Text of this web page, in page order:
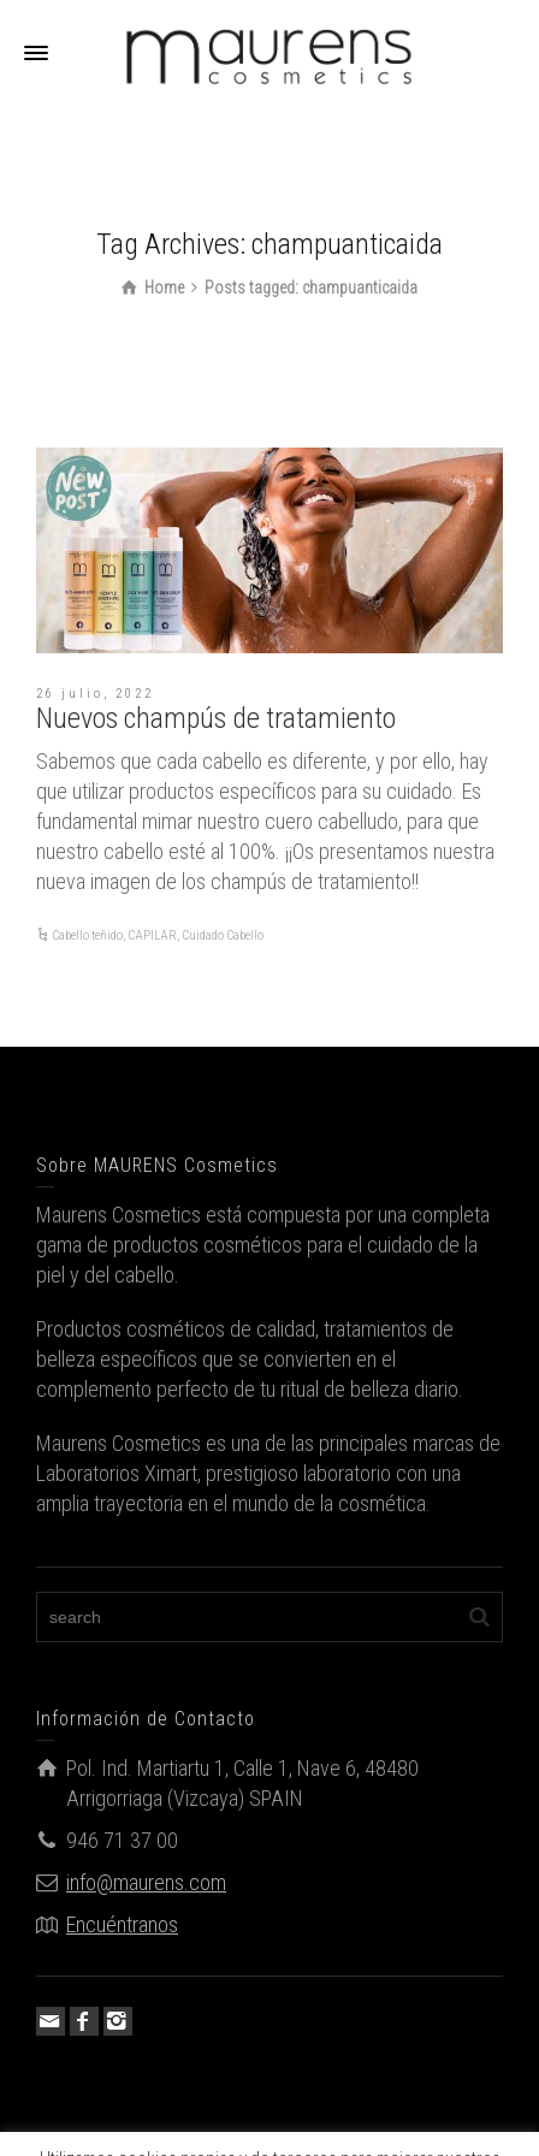
Tag Archives: champuanticaida
Home Posts tagged: champuanticaida
26 julio, 2022
Nuevos champús de tratamiento
Sabemos que cada cabello es diferente, y por ello, hay
que utilizar productos específicos para su cuidado. Es
fundamental mimar nuestro cuero cabelludo, para que
nuestro cabello esté al 100%. ¡¡Os presentamos nuestra
nueva imagen de los champús de tratamiento!!
Cabello teñido, CAPILAR, Cuidado Cabello
Sobre MAURENS Cosmetics
Maurens Cosmetics está compuesta por una completa
gama de productos cosméticos para el cuidado de la
piel y del cabello.
Productos cosméticos de calidad, tratamientos de
belleza específicos que se convierten en el
complemento perfecto de tu ritual de belleza diario.
Maurens Cosmetics es una de las principales marcas de
Laboratorios Ximart, prestigioso laboratorio con una
amplia trayectoria en el mundo de la cosmética.
Información de Contacto
Pol. Ind. Martiartu 1, Calle 1, Nave 6, 48480
Arrigorriaga (Vizcaya) SPAIN
946 71 37 00
info@maurens.com
Encuéntranos